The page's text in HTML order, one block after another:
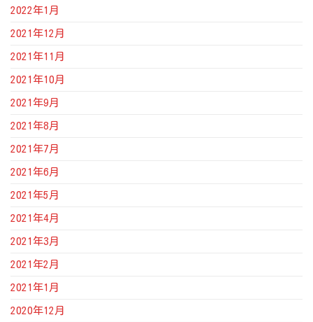
2022年1月
2021年12月
2021年11月
2021年10月
2021年9月
2021年8月
2021年7月
2021年6月
2021年5月
2021年4月
2021年3月
2021年2月
2021年1月
2020年12月